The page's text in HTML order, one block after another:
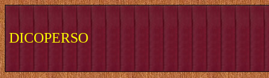
DICOPERSO